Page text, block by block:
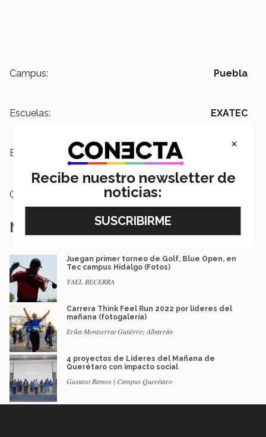
Campus: Puebla
Escuelas: EXATEC
Etiquetas: Líderes del Mañana,
Torneo de Golf EXATEC,
Categoría:
Notas Relacionadas
Juegan primer torneo de Golf, Blue Open, en
Tec campus Hidalgo (Fotos)
YAEL BECERRA
Carrera Think Feel Run 2022 por líderes del
mañana (fotogalería)
Erika Montserrat Gutiérrez Albarrán
4 proyectos de Líderes del Mañana de
Querétaro con impacto social
Gustavo Ramos | Campus Querétaro
×
Recibe nuestro newsletter de
noticias: